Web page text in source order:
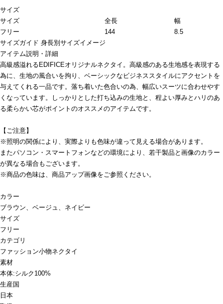
サイズ
サイズ
全長
幅
フリー
144
8.5
サイズガイド 身長別サイズイメージ
アイテム説明・詳細
高級感溢れるEDIFICEオリジナルネクタイ。高級感のある生地感を表現する
為に、生地の風合いを拘り、ベーシックなビジネススタイルにアクセントを
与えてくれる一品です。落ち着いた色合いの為、幅広いスーツに合わせやす
くなっています。しっかりとした打ち込みの生地と、程よい厚みとハリのあ
る柔らかい芯がポイントのオススメのアイテムです。
【ご注意】
※照明の関係により、実際よりも色味が違って見える場合があります。
またパソコン・スマートフォンなどの環境により、若干製品と画像のカラー
が異なる場合もございます。
※商品の色味は、商品アップ画像をご参照ください。
カラー
ブラウン、ベージュ、ネイビー
サイズ
フリー
カテゴリ
ファッション小物ネクタイ
素材
本体:シルク100%
生産国
日本